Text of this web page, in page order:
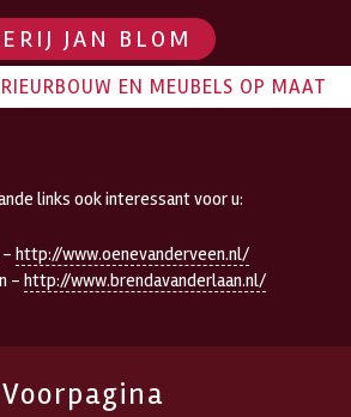
JAN BLOM
EN MEUBELS OP MAAT
links ook interessant voor u:
http://www.oenevanderveen.nl/
– http://www.brendavanderlaan.nl/
Voorpagina